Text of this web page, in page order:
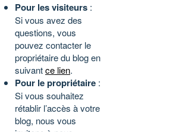
Pour les visiteurs :
Si vous avez des
questions, vous
pouvez contacter le
propriétaire du blog en
suivantce lien.
Pour le propriétaire :
Si vous souhaitez
rétablir l’accès à votre
blog, nous vous